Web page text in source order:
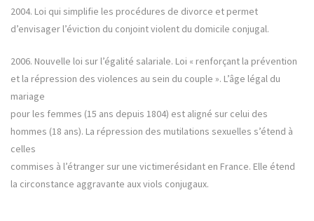
2004. Loi qui simplifie les procédures de divorce et permet
d’envisager l’éviction du conjoint violent du domicile conjugal.
2006. Nouvelle loi sur l’égalité salariale. Loi « renforçant la prévention
et la répression des violences au sein du couple ». L’âge légal du
mariage
pour les femmes (15 ans depuis 1804) est aligné sur celui des
hommes (18 ans). La répression des mutilations sexuelles s’étend à
celles
commises à l’étranger sur une victimerésidant en France. Elle étend
la circonstance aggravante aux viols conjugaux.